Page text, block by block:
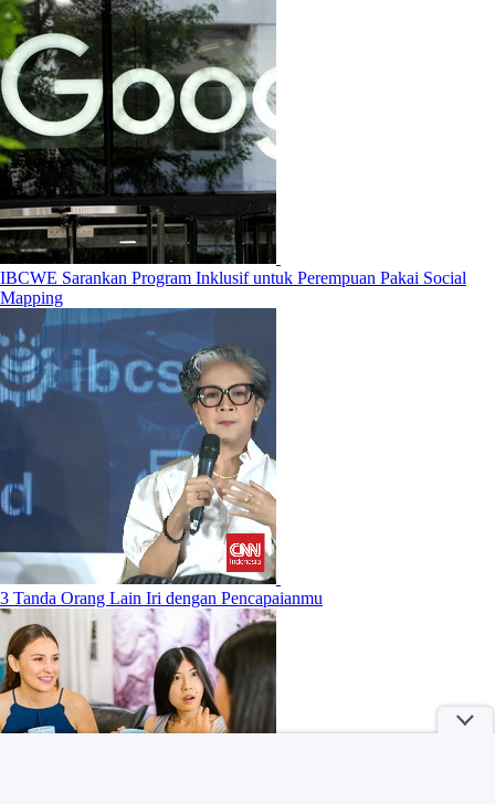
IBCWE Sarankan Program Inklusif untuk Perempuan Pakai Social
Mapping
3 Tanda Orang Lain Iri dengan Pencapaianmu